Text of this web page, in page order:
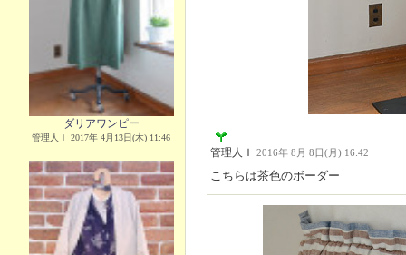
ダリアワンピー
管理人Ｉ 2017年 4月13日(木) 11:46
管理人Ｉ 2016年 8月 8日(月) 16:42
こちらは茶色のボーダー